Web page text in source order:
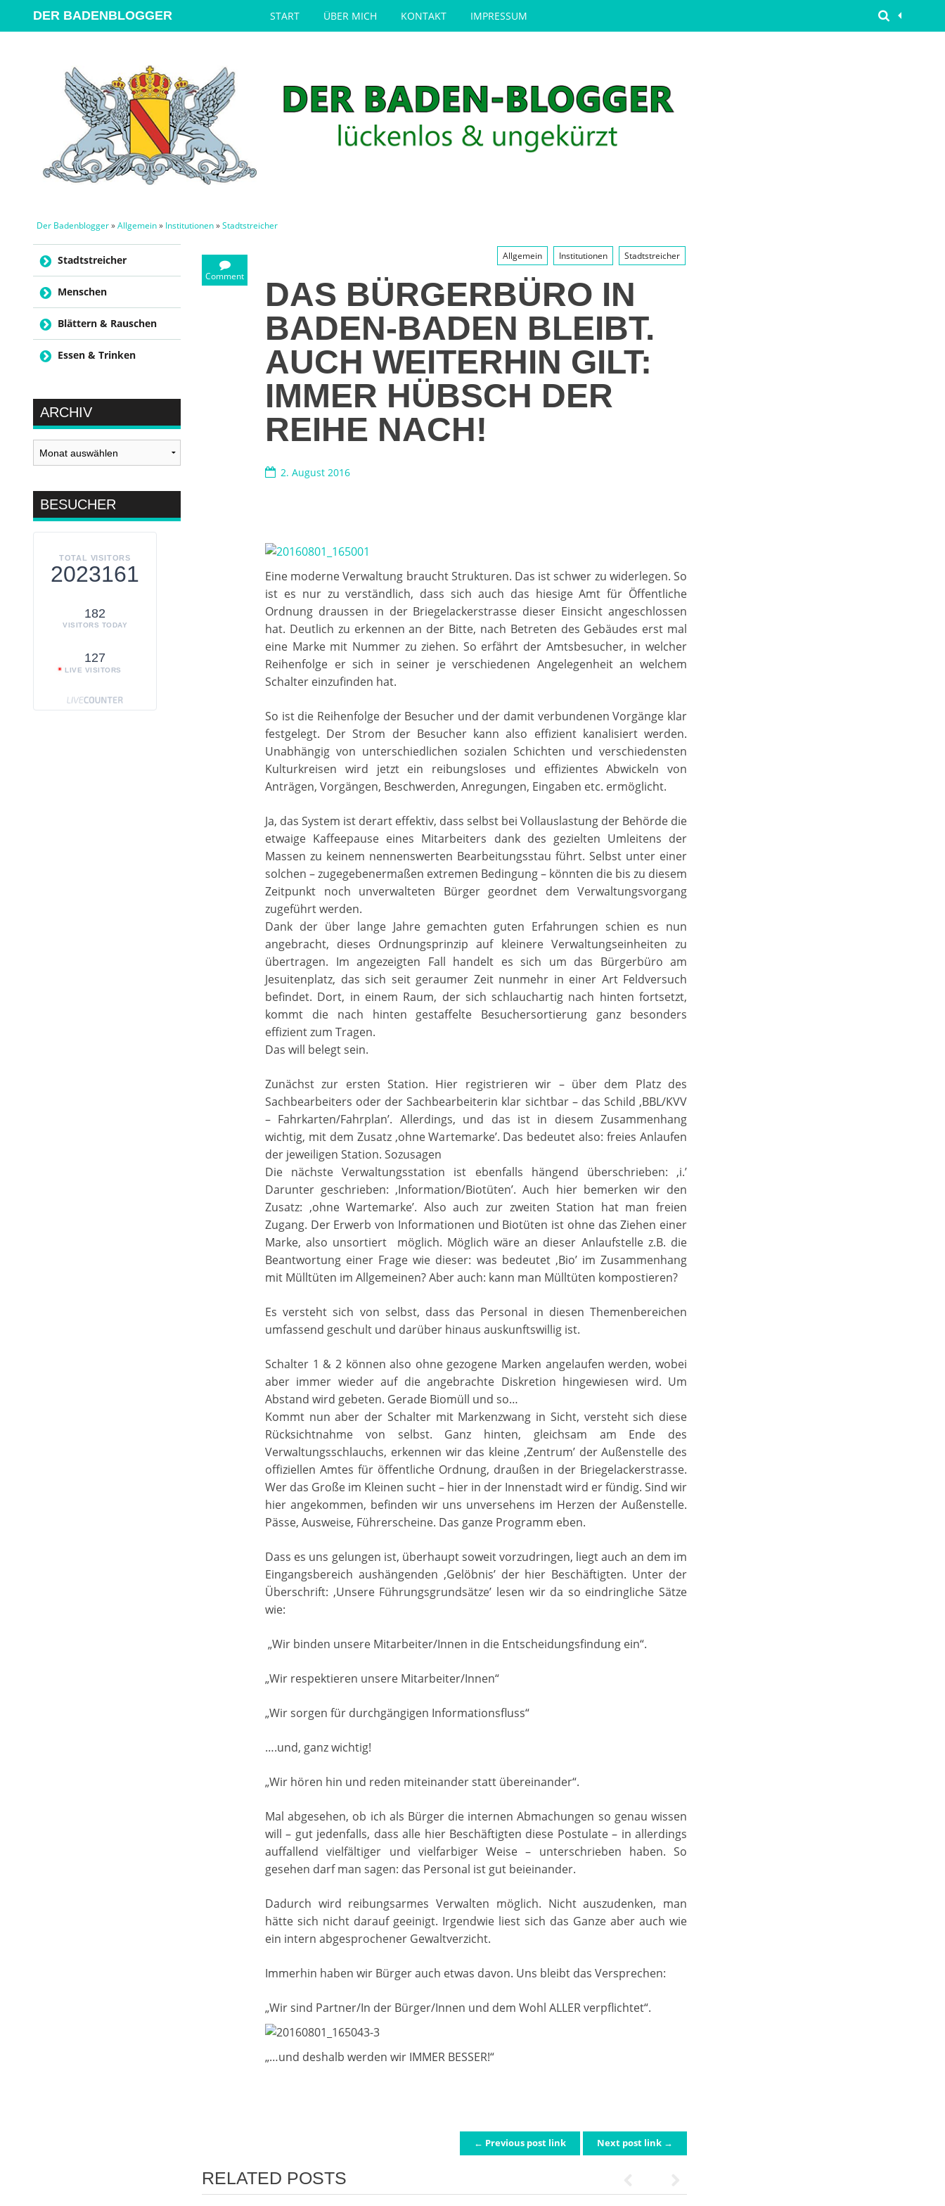
DER BADENBLOGGER START ÜBER MICH KONTAKT IMPRESSUM
Der Badenblogger»Allgemein» Institutionen»Stadtstreicher
Comment
Allgemein Institutionen Stadtstreicher
DAS BÜRGERBÜRO IN
BADEN-BADEN BLEIBT.
AUCH WEITERHIN GILT:
IMMER HÜBSCH DER
REIHE NACH!
2. August 2016
Eine moderne Verwaltung braucht Strukturen. Das ist schwer zu widerlegen. So
ist es nur zu verständlich, dass sich auch das hiesige Amt für Öffentliche
Ordnung draussen in der Briegelackerstrasse dieser Einsicht angeschlossen
hat. Deutlich zu erkennen an der Bitte, nach Betreten des Gebäudes erst mal
eine Marke mit Nummer zu ziehen. So erfährt der Amtsbesucher, in welcher
Reihenfolge er sich in seiner je verschiedenen Angelegenheit an welchem
Schalter einzufinden hat.
So ist die Reihenfolge der Besucher und der damit verbundenen Vorgänge klar
festgelegt. Der Strom der Besucher kann also effizient kanalisiert werden.
Unabhängig von unterschiedlichen sozialen Schichten und verschiedensten
Kulturkreisen wird jetzt ein reibungsloses und effizientes Abwickeln von
Anträgen, Vorgängen, Beschwerden, Anregungen, Eingaben etc. ermöglicht.
Ja, das System ist derart effektiv, dass selbst bei Vollauslastung der Behörde die
etwaige Kaffeepause eines Mitarbeiters dank des gezielten Umleitens der
Massen zu keinem nennenswerten Bearbeitungsstau führt. Selbst unter einer
solchen – zugegebenermaßen extremen Bedingung – könnten die bis zu diesem
Zeitpunkt noch unverwalteten Bürger geordnet dem Verwaltungsvorgang
zugeführt werden.
Dank der über lange Jahre gemachten guten Erfahrungen schien es nun
angebracht, dieses Ordnungsprinzip auf kleinere Verwaltungseinheiten zu
übertragen. Im angezeigten Fall handelt es sich um das Bürgerbüro am
Jesuitenplatz, das sich seit geraumer Zeit nunmehr in einer Art Feldversuch
befindet. Dort, in einem Raum, der sich schlauchartig nach hinten fortsetzt,
kommt die nach hinten gestaffelte Besuchersortierung ganz besonders
effizient zum Tragen.
Das will belegt sein.
Zunächst zur ersten Station. Hier registrieren wir – über dem Platz des
Sachbearbeiters oder der Sachbearbeiterin klar sichtbar – das Schild ‚BBL/KVV
– Fahrkarten/Fahrplan’. Allerdings, und das ist in diesem Zusammenhang
wichtig, mit dem Zusatz ‚ohne Wartemarke’. Das bedeutet also: freies Anlaufen
der jeweiligen Station. Sozusagen
Die nächste Verwaltungsstation ist ebenfalls hängend überschrieben: ‚i.’
Darunter geschrieben: ‚Information/Biotüten’. Auch hier bemerken wir den
Zusatz: ‚ohne Wartemarke’. Also auch zur zweiten Station hat man freien
Zugang. Der Erwerb von Informationen und Biotüten ist ohne das Ziehen einer
Marke, also unsortiert möglich. Möglich wäre an dieser Anlaufstelle z.B. die
Beantwortung einer Frage wie dieser: was bedeutet ‚Bio’ im Zusammenhang
mit Mülltüten im Allgemeinen? Aber auch: kann man Mülltüten kompostieren?
Es versteht sich von selbst, dass das Personal in diesen Themenbereichen
umfassend geschult und darüber hinaus auskunftswillig ist.
Schalter 1 & 2 können also ohne gezogene Marken angelaufen werden, wobei
aber immer wieder auf die angebrachte Diskretion hingewiesen wird. Um
Abstand wird gebeten. Gerade Biomüll und so…
Kommt nun aber der Schalter mit Markenzwang in Sicht, versteht sich diese
Rücksichtnahme von selbst. Ganz hinten, gleichsam am Ende des
Verwaltungsschlauchs, erkennen wir das kleine ‚Zentrum’ der Außenstelle des
offiziellen Amtes für öffentliche Ordnung, draußen in der Briegelackerstrasse.
Wer das Große im Kleinen sucht – hier in der Innenstadt wird er fündig. Sind wir
hier angekommen, befinden wir uns unversehens im Herzen der Außenstelle.
Pässe, Ausweise, Führerscheine. Das ganze Programm eben.
Dass es uns gelungen ist, überhaupt soweit vorzudringen, liegt auch an dem im
Eingangsbereich aushängenden ‚Gelöbnis’ der hier Beschäftigten. Unter der
Überschrift: ‚Unsere Führungsgrundsätze’ lesen wir da so eindringliche Sätze
wie:
„Wir binden unsere Mitarbeiter/Innen in die Entscheidungsfindung ein“.
„Wir respektieren unsere Mitarbeiter/Innen“
„Wir sorgen für durchgängigen Informationsfluss“
….und, ganz wichtig!
„Wir hören hin und reden miteinander statt übereinander“.
Mal abgesehen, ob ich als Bürger die internen Abmachungen so genau wissen
will – gut jedenfalls, dass alle hier Beschäftigten diese Postulate – in allerdings
auffallend vielfältiger und vielfarbiger Weise – unterschrieben haben. So
gesehen darf man sagen: das Personal ist gut beieinander.
Dadurch wird reibungsarmes Verwalten möglich. Nicht auszudenken, man
hätte sich nicht darauf geeinigt. Irgendwie liest sich das Ganze aber auch wie
ein intern abgesprochener Gewaltverzicht.
Immerhin haben wir Bürger auch etwas davon. Uns bleibt das Versprechen:
„Wir sind Partner/In der Bürger/Innen und dem Wohl ALLER verpflichtet“.
„…und deshalb werden wir IMMER BESSER!“
← Previous post link Next post link →
RELATED POSTS
Stadtstreicher
Menschen
Blättern & Rauschen
Essen & Trinken
ARCHIV
Archiv
BESUCHER
TOTAL VISITORS
2023161
182
VISITORS TODAY
127
LIVE VISITORS